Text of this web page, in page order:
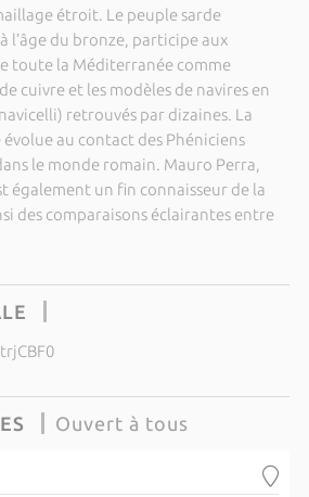
étroit. Le peuple sarde
l’âge du bronze, participe aux
toute la Méditerranée comme
cuivre et les modèles de navires en
retrouvés par dizaines. La
au contact des Phéniciens
le monde romain. Mauro Perra,
également un fin connaisseur de la
des comparaisons éclairantes entre
Ouvert à tous